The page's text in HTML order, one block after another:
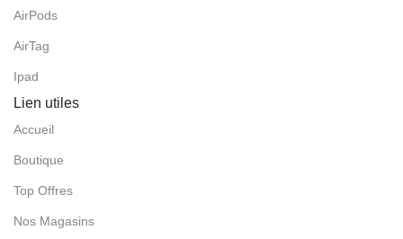
AirPods
AirTag
Ipad
Lien utiles
Accueil
Boutique
Top Offres
Nos Magasins